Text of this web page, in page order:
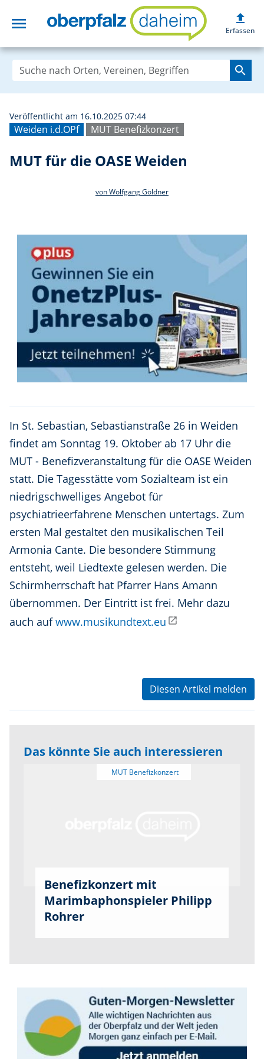
menu MUT für die
upload
Erfassen
search
Weiden i.d.OPf MUT Benefizkonzert
Veröffentlicht am 16.10.2025 07:44
MUT für die OASE Weiden
von Wolfgang Göldner
In St. Sebastian, Sebastianstraße 26 in Weiden
findet am Sonntag 19. Oktober ab 17 Uhr die
MUT - Benefizveranstaltung für die OASE Weiden
statt. Die Tagesstätte vom Sozialteam ist ein
niedrigschwelliges Angebot für
psychiatrieerfahrene Menschen untertags. Zum
ersten Mal gestaltet den musikalischen Teil
Armonia Cante. Die besondere Stimmung
entsteht, weil Liedtexte gelesen werden. Die
Schirmherrschaft hat Pfarrer Hans Amann
übernommen. Der Eintritt ist frei. Mehr dazu
auch aufwww.musikundtext.eu
Diesen Artikel melden
Das könnte Sie auch interessieren
MUT Benefizkonzert
Benefizkonzert mit
Marimbaphonspieler Philipp
Rohrer